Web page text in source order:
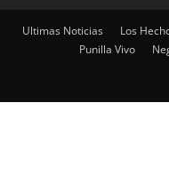
Ultimas Noticias Los
Punilla Vivo